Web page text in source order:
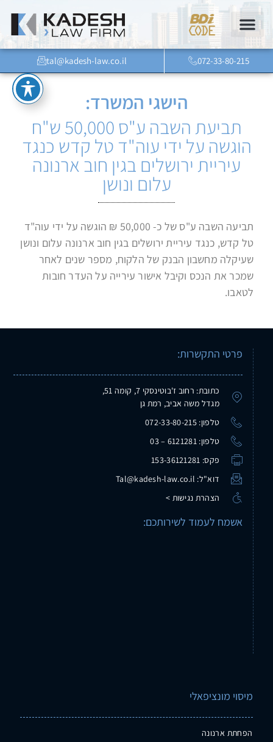
072-33-80-215
tal@kadesh-law.co.il
הישגי המשרד:
תביעת השבה ע"ס 50,000 ש"ח
הוגשה על ידי עוה"ד טל קדש כנגד
עיריית ירושלים בגין חוב ארנונה
עלום ונושן
תביעה השבה ע"ס של כ- 50,000 ₪ הוגשה על ידי עוה"ד
טל קדש, כנגד עיריית ירושלים בגין חוב ארנונה עלום ונושן
שעיקלה מחשבון הבנק של הלקוח, מספר שנים לאחר
שמכר את הנכס וקיבל אישור עירייה על העדר חובות
לטאבו.
מיסוי מונציפאלי
הפחתת ארנונה
פרטי התקשרות:
כתובת: רחוב ז'בוטינסקי 7, קומה 51,
מגדל משה אביב, רמת גן
טלפון: 072-33-80-215
טלפון: 6121281 – 03
פקס: 153-36121281
דוא"ל: Tal@kadesh-law.co.il
הצהרת נגישות >
אשמח לעמוד לשירותכם: